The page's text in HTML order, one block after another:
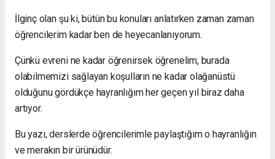
İlginç olan şu ki, bütün bu konuları anlatırken zaman zaman
öğrencilerim kadar ben de heyecanlanıyorum.
Çünkü evreni ne kadar öğrenirsek öğrenelim, burada
olabilmemizi sağlayan koşulların ne kadar olağanüstü
olduğunu gördükçe hayranlığım her geçen yıl biraz daha
artıyor.
Bu yazı, derslerde öğrencilerimle paylaştığım o hayranlığın
ve merakın bir ürünüdür.